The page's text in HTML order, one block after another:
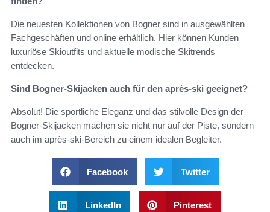
Die neuesten Kollektionen von Bogner sind in ausgewählten
Fachgeschäften und online erhältlich. Hier können Kunden
luxuriöse Skioutfits und aktuelle modische Skitrends
entdecken.
Sind Bogner-Skijacken auch für den après-ski geeignet?
Absolut! Die sportliche Eleganz und das stilvolle Design der
Bogner-Skijacken machen sie nicht nur auf der Piste, sondern
auch im après-ski-Bereich zu einem idealen Begleiter.
Facebook Twitter
LinkedIn Pinterest